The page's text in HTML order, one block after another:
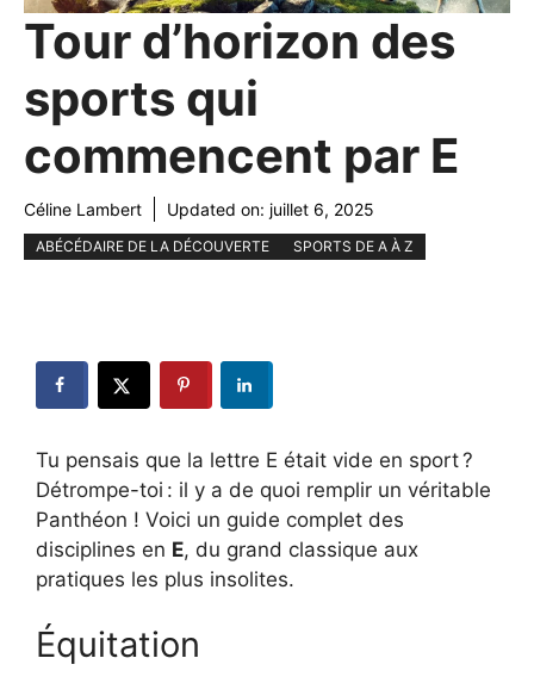
Tour d’horizon des
sports qui
commencent par E
Céline Lambert Updated on: juillet 6, 2025
ABÉCÉDAIRE DE LA DÉCOUVERTE SPORTS DE A À Z
Tu pensais que la lettre E était vide en sport ?
Détrompe-toi : il y a de quoi remplir un véritable
Panthéon ! Voici un guide complet des
disciplines en E, du grand classique aux
pratiques les plus insolites.
Équitation